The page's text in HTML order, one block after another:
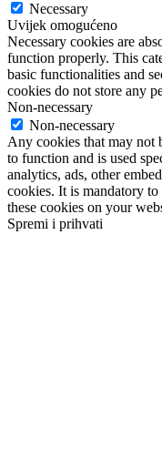
Necessary
Uvijek omogućeno
Necessary cookies are
function properly. This
basic functionalities and
cookies do not store any
Non-necessary
Non-necessary
Any cookies that may not
to function and is used
analytics, ads, other
cookies. It is mandatory
these cookies on your
Spremi i prihvati